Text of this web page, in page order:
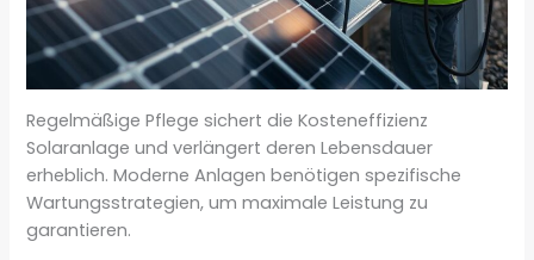
Regelmäßige Pflege sichert die Kosteneffizienz
Solaranlage und verlängert deren Lebensdauer
erheblich. Moderne Anlagen benötigen spezifische
Wartungsstrategien, um maximale Leistung zu
garantieren.